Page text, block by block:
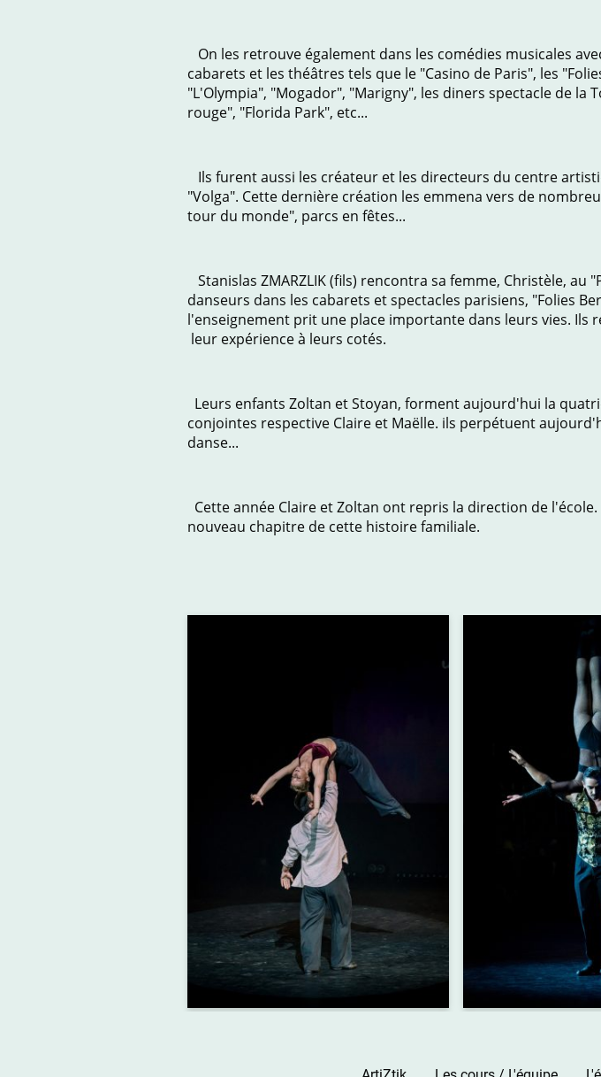
On les retrouve également dans les comédies musicales
cabarets et les théâtres tels que le "Casino de Paris", les
"L'Olympia", "Mogador", "Marigny", les diners spectacle de la
rouge", "Florida Park", etc...
Ils furent aussi les créateur et les directeurs du centre
"Volga". Cette dernière création les emmena vers de
tour du monde", parcs en fêtes...
Stanislas ZMARZLIK (fils) rencontra sa femme, Christèle,
danseurs dans les cabarets et spectacles parisiens, "Folies
l'enseignement prit une place importante dans leurs vies.
leur expérience à leurs cotés.
Leurs enfants Zoltan et Stoyan, forment aujourd'hui la
conjointes respective Claire et Maëlle. ils perpétuent
danse...
Cette année Claire et Zoltan ont repris la direction de
nouveau chapitre de cette histoire familiale.
Danse et Forme est